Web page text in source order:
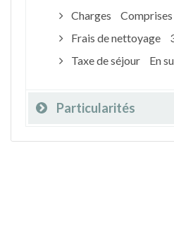
Charges
Comprises
Frais de nettoyage
Taxe de séjour
En
Particularités